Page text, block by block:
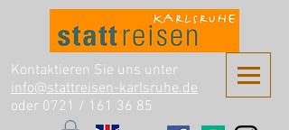
Kontaktieren Sie uns unter
info@stattreisen-karlsruhe.de
oder 0721 / 161 36 85